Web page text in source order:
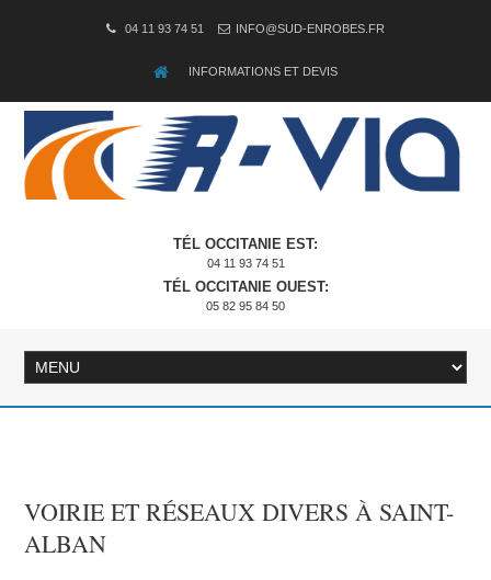
04 11 93 74 51 INFO@SUD-ENROBES.FR
INFORMATIONS ET DEVIS
TÉL OCCITANIE EST:
04 11 93 74 51
TÉL OCCITANIE OUEST:
05 82 95 84 50
VOIRIE ET RÉSEAUX DIVERS À SAINT-
ALBAN